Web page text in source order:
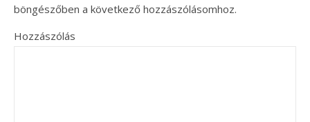
böngészőben a következő hozzászólásomhoz.
Hozzászólás